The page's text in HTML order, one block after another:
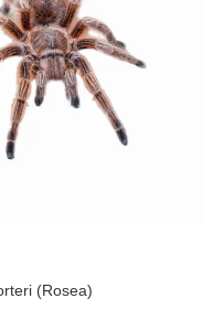
(Rosea)